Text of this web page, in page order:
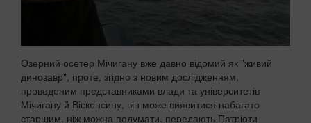
Озерний осетер Мічигану вже давно відомий як "живий
динозавр", проте, згідно з новим дослідженням,
проведеним представниками влади та університетів
Мічигану й Вісконсину, він може виявитися набагато
старшим, ніж можна подумати, передають Патріоти